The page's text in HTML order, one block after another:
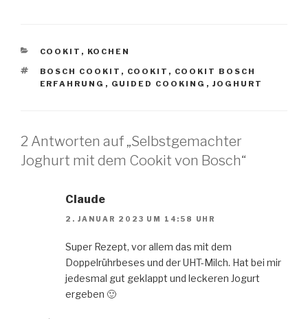
KATEGORIEN
COOKIT , KOCHEN
SCHLAGWÖRTER
BOSCH COOKIT , COOKIT , COOKIT BOSCH
ERFAHRUNG , GUIDED COOKING , JOGHURT
2 Antworten auf „Selbstgemachter
Joghurt mit dem Cookit von Bosch“
Claude
2. JANUAR 2023 UM 14:58 UHR
Super Rezept, vor allem das mit dem
Doppelrührbeses und der UHT-Milch. Hat bei mir
jedesmal gut geklappt und leckeren Jogurt
ergeben 🙂